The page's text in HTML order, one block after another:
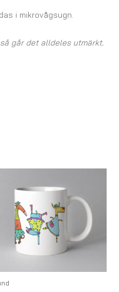
i mikrovågsugn.
går det alldeles utmärkt.